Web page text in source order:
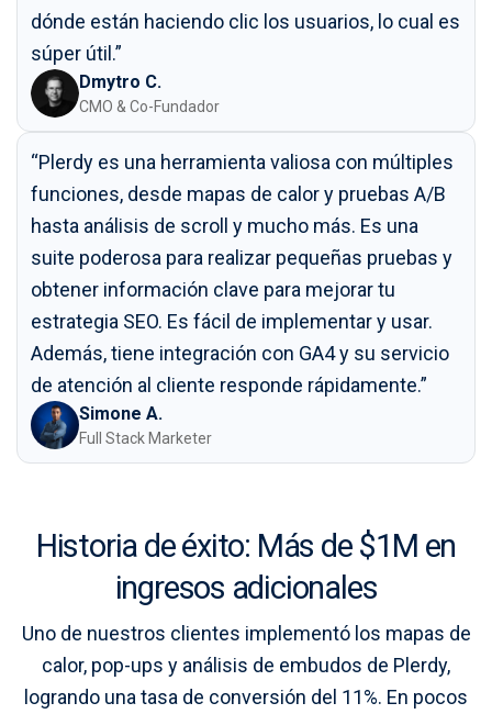
dónde están haciendo clic los usuarios, lo cual es
súper útil.”
Dmytro C.
CMO & Co-Fundador
“Plerdy es una herramienta valiosa con múltiples
funciones, desde mapas de calor y pruebas A/B
hasta análisis de scroll y mucho más. Es una
suite poderosa para realizar pequeñas pruebas y
obtener información clave para mejorar tu
estrategia SEO. Es fácil de implementar y usar.
Además, tiene integración con GA4 y su servicio
de atención al cliente responde rápidamente.”
Simone A.
Full Stack Marketer
Historia de éxito: Más de $1M en
ingresos adicionales
Uno de nuestros clientes implementó los mapas de
calor, pop-ups y análisis de embudos de Plerdy,
logrando una tasa de conversión del 11%. En pocos